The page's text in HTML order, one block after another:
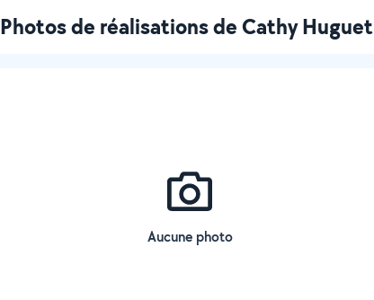
Photos de réalisations de Cathy Huguet
Aucune photo